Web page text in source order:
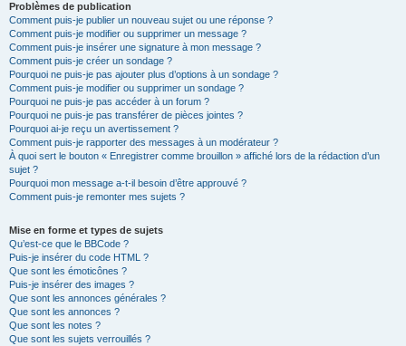
Problèmes de publication
Comment puis-je publier un nouveau sujet ou une réponse ?
Comment puis-je modifier ou supprimer un message ?
Comment puis-je insérer une signature à mon message ?
Comment puis-je créer un sondage ?
Pourquoi ne puis-je pas ajouter plus d’options à un sondage ?
Comment puis-je modifier ou supprimer un sondage ?
Pourquoi ne puis-je pas accéder à un forum ?
Pourquoi ne puis-je pas transférer de pièces jointes ?
Pourquoi ai-je reçu un avertissement ?
Comment puis-je rapporter des messages à un modérateur ?
À quoi sert le bouton « Enregistrer comme brouillon » affiché lors de la rédaction d’un
sujet ?
Pourquoi mon message a-t-il besoin d’être approuvé ?
Comment puis-je remonter mes sujets ?
Mise en forme et types de sujets
Qu’est-ce que le BBCode ?
Puis-je insérer du code HTML ?
Que sont les émoticônes ?
Puis-je insérer des images ?
Que sont les annonces générales ?
Que sont les annonces ?
Que sont les notes ?
Que sont les sujets verrouillés ?